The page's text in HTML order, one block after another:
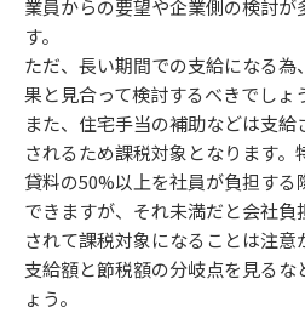
業員からの要望や企業側の検討
す。
ただ、長い期間での支給になる
果と見合って検討するべきでしょ
また、住宅手当の補助などは支
されるため課税対象となります
貸料の50%以上を社員が負担す
できますが、それ未満だと会社
されて課税対象になることは注意
支給額と節税額の分岐点を見る
ょう。